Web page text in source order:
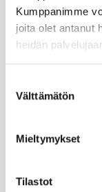
Kumppanimme
joita olet antanut
heidän
valinta
Välttämätön
Mieltymykset
Tilastot
25 elo 2025